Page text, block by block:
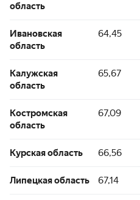
область
Ивановская
область
64,45
Калужская
область
65,67
Костромская
область
67,09
Курская область 66,56
Липецкая область 67,14